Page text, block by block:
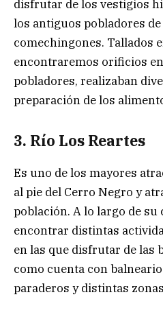
disfrutar de los vestigios
los antiguos pobladores de
comechingones. Tallados
encontraremos orificios
pobladores, realizaban
preparación de los
3. Río Los Reartes
Es uno de los mayores
al pie del Cerro Negro y
población. A lo largo de su
encontrar distintas
en las que disfrutar de las
como cuenta con
paraderos y distintas